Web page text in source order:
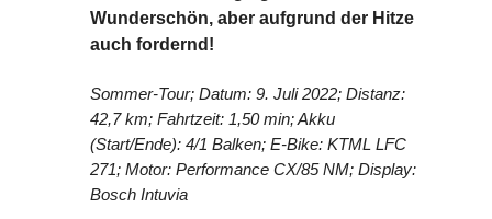
Wunderschön, aber aufgrund der Hitze
auch fordernd!
Sommer-Tour; Datum: 9. Juli 2022; Distanz:
42,7 km; Fahrtzeit: 1,50 min; Akku
(Start/Ende): 4/1 Balken; E-Bike: KTML LFC
271; Motor: Performance CX/85 NM; Display:
Bosch Intuvia